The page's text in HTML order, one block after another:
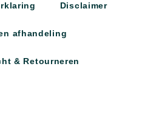
Disclaimer
afhandeling
& Retourneren